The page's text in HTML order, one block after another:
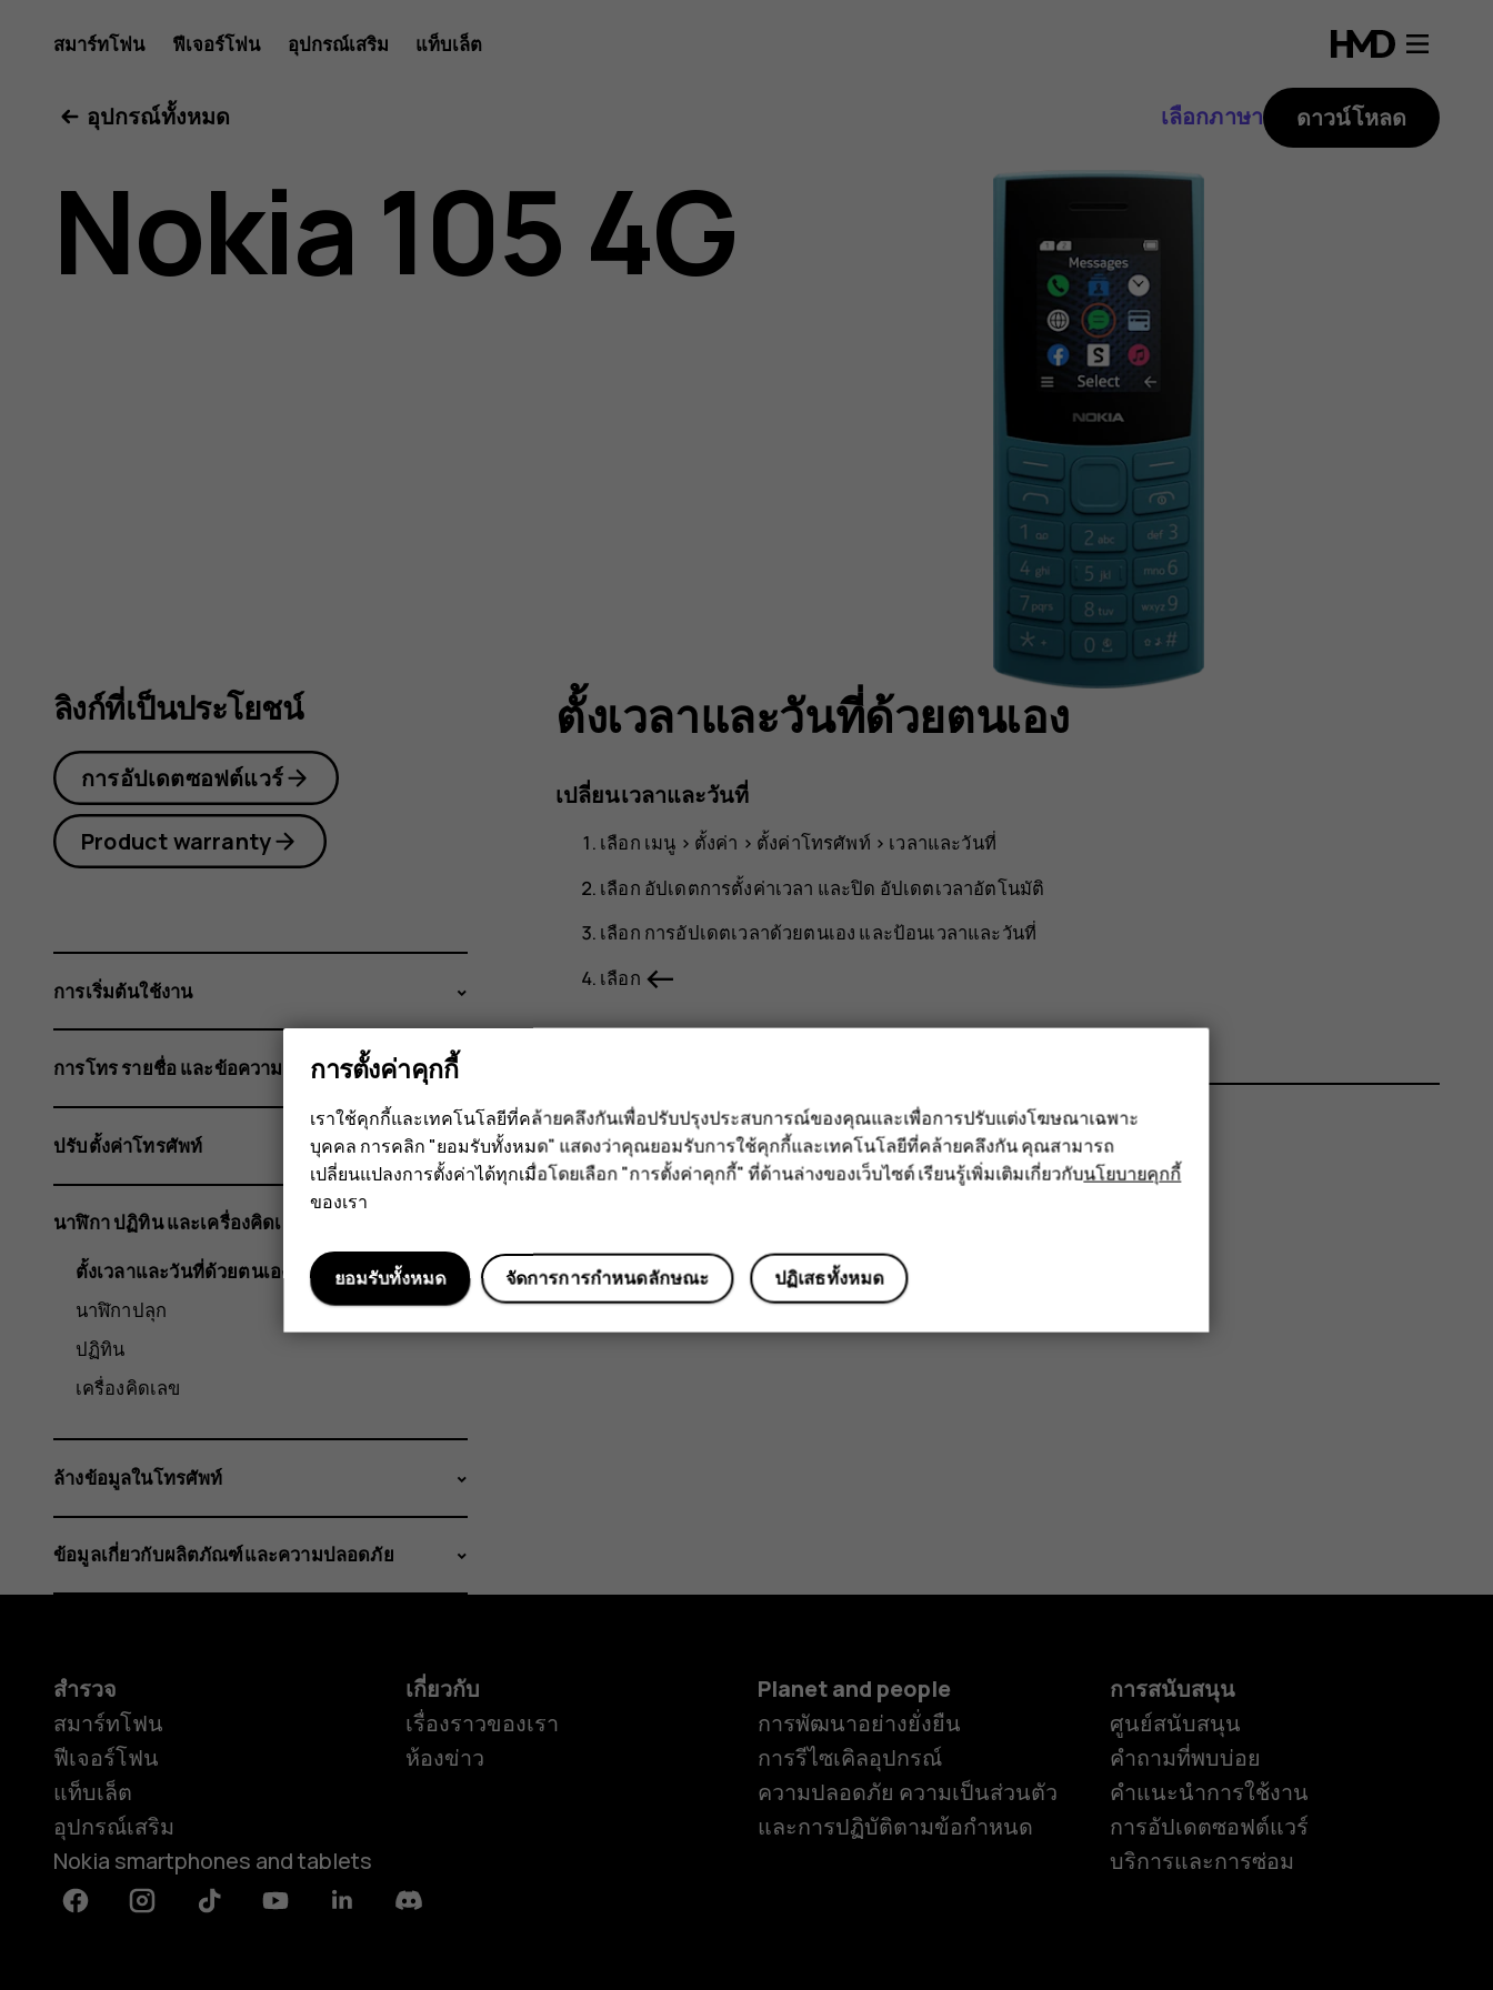
คู่มือ
ผู้
ใช้
4G
สมาร์ทโฟน ฟีเจอร์โฟน อุปกรณ์เสริม แท็บเล็ต
อุปกรณ์ทั้งหมด เลือกภาษา ดาวน์โหลด
Nokia 105 4G
ตั้งเวลาและวันที่ด้วยตนเอง
เปลี่ยนเวลาและวันที่
เลือก เมนู > ตั้งค่า > ตั้งค่าโทรศัพท์ > เวลาและวันที่
เลือก อัปเดตการตั้งค่าเวลา และปิด อัปเดตเวลาอัตโนมัติ
เลือก การอัปเดตเวลาด้วยตนเอง และป้อนเวลาและวันที่
เลือก west
ข้อมูลนี้มีประโยชน์กับคุณหรือไม่
ลิงก์ที่เป็นประโยชน์
การอัปเดตซอฟต์แวร์
Product warranty
การเริ่มต้นใช้งาน
การโทร รายชื่อ และข้อความ
ปรับตั้งค่าโทรศัพท์
นาฬิกา ปฏิทิน และเครื่องคิดเลข
ตั้งเวลาและวันที่ด้วยตนเอง
นาฬิกาปลุก
ปฏิทิน
เครื่องคิดเลข
ล้างข้อมูลในโทรศัพท์
ข้อมูลเกี่ยวกับผลิตภัณฑ์และความปลอดภัย
สำรวจ
สมาร์ทโฟน
ฟีเจอร์โฟน
แท็บเล็ต
อุปกรณ์เสริม
Nokia smartphones and tablets
เกี่ยวกับ
เรื่องราวของเรา
ห้องข่าว
Planet and people
การพัฒนาอย่างยั่งยืน
การรีไซเคิลอุปกรณ์
ความปลอดภัย ความเป็นส่วนตัว
และการปฏิบัติตามข้อกำหนด
การสนับสนุน
ศูนย์สนับสนุน
คำถามที่พบบ่อย
คำแนะนำการใช้งาน
การอัปเดตซอฟต์แวร์
บริการและการซ่อม
FacebookInstagramTiktok YoutubeLinkedinDiscord
การตั้งค่าคุกกี้
เราใช้คุกกี้และเทคโนโลยีที่คล้ายคลึงกันเพื่อปรับปรุงประสบการณ์ของคุณและเพื่อการปรับแต่งโฆษณาเฉพาะ
บุคคล การคลิก "ยอมรับทั้งหมด" แสดงว่าคุณยอมรับการใช้คุกกี้และเทคโนโลยีที่คล้ายคลึงกัน คุณสามารถ
เปลี่ยนแปลงการตั้งค่าได้ทุกเมื่อโดยเลือก "การตั้งค่าคุกกี้" ที่ด้านล่างของเว็บไซต์ เรียนรู้เพิ่มเติมเกี่ยวกับนโยบายคุกกี้
ของเรา
ปฏิเสธทั้งหมด
จัดการการกำหนดลักษณะ
ยอมรับทั้งหมด